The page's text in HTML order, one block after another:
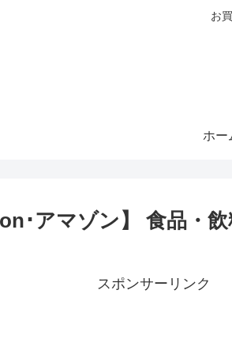
お
ホー
･アマゾン】 食品・
スポンサーリンク